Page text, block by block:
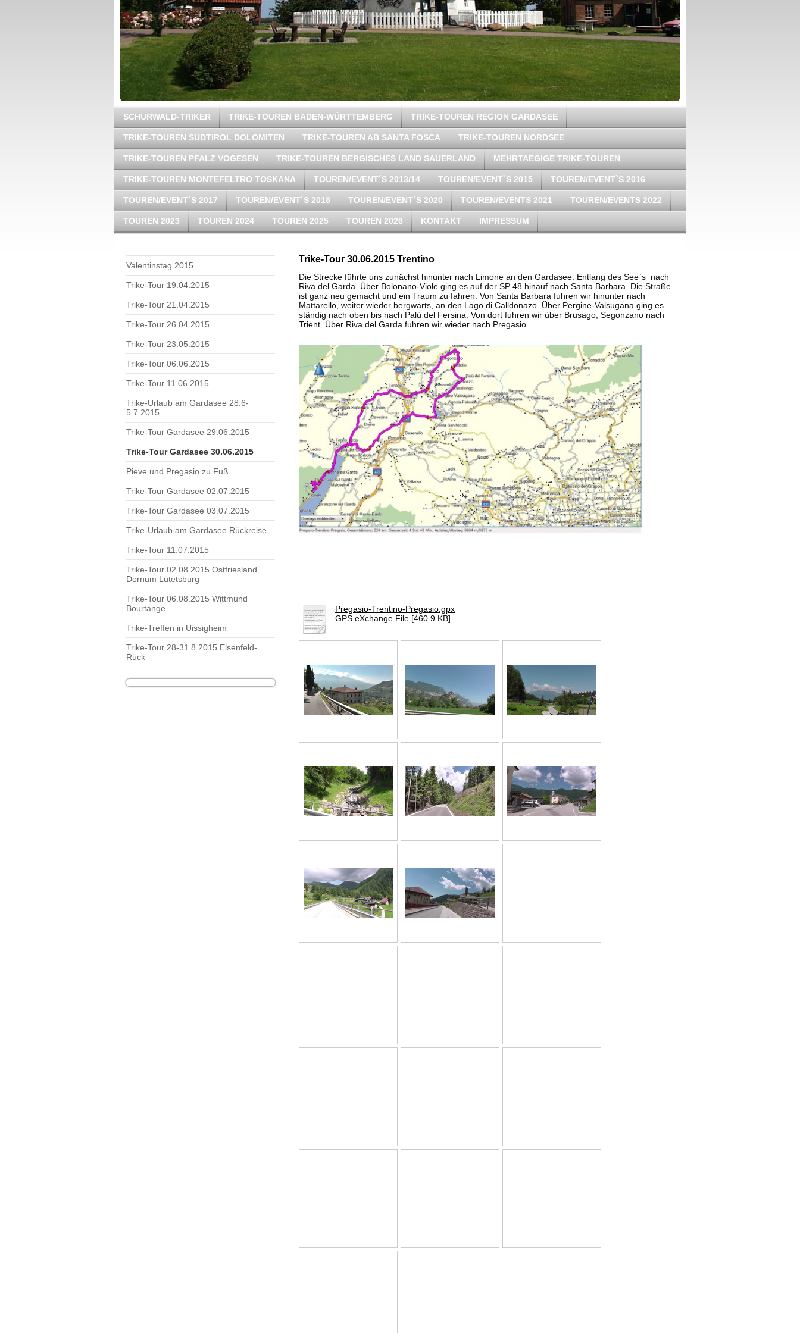
SCHURWALD-TRIKER TRIKE-TOUREN BADEN-WÜRTTEMBERG TRIKE-TOUREN REGION GARDASEE
TRIKE-TOUREN SÜDTIROL DOLOMITEN TRIKE-TOUREN AB SANTA FOSCA TRIKE-TOUREN NORDSEE
TRIKE-TOUREN PFALZ VOGESEN TRIKE-TOUREN BERGISCHES LAND SAUERLAND MEHRTAEGIGE TRIKE-TOUREN
TRIKE-TOUREN MONTEFELTRO TOSKANA TOUREN/EVENT´S 2013/14 TOUREN/EVENT`S 2015 TOUREN/EVENT`S 2016
TOUREN/EVENT`S 2017 TOUREN/EVENT´S 2018 TOUREN/EVENT`S 2020 TOUREN/EVENTS 2021 TOUREN/EVENTS 2022
TOUREN 2023 TOUREN 2024 TOUREN 2025 TOUREN 2026 KONTAKT IMPRESSUM
Valentinstag 2015
Trike-Tour 19.04.2015
Trike-Tour 21.04.2015
Trike-Tour 26.04.2015
Trike-Tour 23.05.2015
Trike-Tour 06.06.2015
Trike-Tour 11.06.2015
Trike-Urlaub am Gardasee 28.6-
5.7.2015
Trike-Tour Gardasee 29.06.2015
Trike-Tour Gardasee 30.06.2015
Pieve und Pregasio zu Fuß
Trike-Tour Gardasee 02.07.2015
Trike-Tour Gardasee 03.07.2015
Trike-Urlaub am Gardasee Rückreise
Trike-Tour 11.07.2015
Trike-Tour 02.08.2015 Ostfriesland
Dornum Lütetsburg
Trike-Tour 06.08.2015 Wittmund
Bourtange
Trike-Treffen in Uissigheim
Trike-Tour 28-31.8.2015 Elsenfeld-
Rück
Trike-Tour 30.06.2015 Trentino
Die Strecke führte uns zunächst hinunter nach Limone an den Gardasee. Entlang des See`s nach
Riva del Garda. Über Bolonano-Viole ging es auf der SP 48 hinauf nach Santa Barbara. Die Straße
ist ganz neu gemacht und ein Traum zu fahren. Von Santa Barbara fuhren wir hinunter nach
Mattarello, weiter wieder bergwärts, an den Lago di Calldonazo. Über Pergine-Valsugana ging es
ständig nach oben bis nach Palü del Fersina. Von dort fuhren wir über Brusago, Segonzano nach
Trient. Über Riva del Garda fuhren wir wieder nach Pregasio.
Pregasio-Trentino-Pregasio.gpx
GPS eXchange File [460.9 KB]